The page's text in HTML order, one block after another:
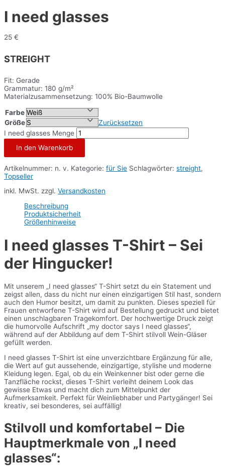
I need glasses
25 €
STREIGHT
Fit: Gerade
Grammatur: 180 g/m²
Materialzusammensetzung: 100% Bio-Baumwolle
Farbe
Größe
Zurücksetzen
I need glasses Menge
In den Warenkorb
Artikelnummer: n. v. Kategorie: für Sie Schlagwörter: streight,
Topseller
inkl. MwSt. zzgl. Versandkosten
Beschreibung
Produktsicherheit
Größenhinweise
I need glasses T-Shirt – Sei
der Hingucker!
Mit unserem „I need glasses“ T-Shirt setzt du ein Statement und
zeigst allen, dass du nicht nur einen einzigartigen Stil hast, sondern
auch den Humor besitzt, um damit zu punkten. Dieses speziell für
Frauen entworfene T-Shirt wird auf Bestellung gedruckt und bietet
einen unschlagbaren Tragekomfort. Der hochwertige Druck zeigt
die humorvolle Aufschrift „my doctor says I need glasses“,
während auf der Abbildung auf dem T-Shirt stilvoll Wein-Gläser
gefüllt werden.
I need glasses T-Shirt ist eine unverzichtbare Ergänzung für alle,
die Wert auf gut aussehende, einzigartige, stylishe und moderne
Kleidung legen. Egal, ob du ein Weinkenner bist oder gerne die
Tanzfläche rockst, dieses T-Shirt verleiht deinem Look das
gewisse Etwas und macht dich zum Mittelpunkt der
Aufmerksamkeit. Perfekt für Weinliebhaber und Partygänger! Sei
kreativ, sei besonderes, sei auffällig!
Stilvoll und komfortabel – Die
Hauptmerkmale von „I need
glasses“: